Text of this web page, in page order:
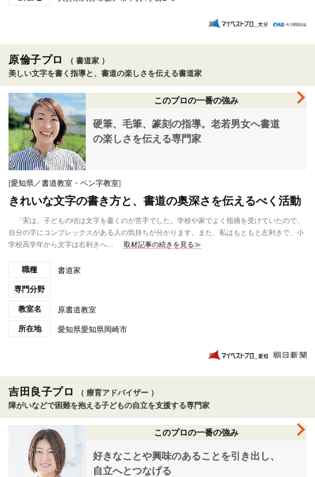
原倫子プロ
（ 書道家 ）
美しい文字を書く指導と、書道の楽しさを伝える書道家
このプロの一番の強み
硬筆、毛筆、篆刻の指導。老若男女へ書道
の楽しさを伝える専門家
[愛知県／書道教室・ペン字教室]
きれいな文字の書き方と、書道の奥深さを伝えるべく活動
「実は、子どもの頃は文字を書くのが苦手でした。学校や家でよく指摘を受けていたので、
自分の字にコンプレックスがある人の気持ちが分かります。また、私はもともと左利きで、小
学校高学年から文字は右利きへ...
取材記事の続きを見る≫
職種 書道家
専門分野
教室名 原書道教室
所在地 愛知県愛知県岡崎市
吉田良子プロ
（ 療育アドバイザー ）
障がいなどで困難を抱える子どもの自立を支援する専門家
このプロの一番の強み
好きなことや興味のあることを引き出し、
自立へとつなげる